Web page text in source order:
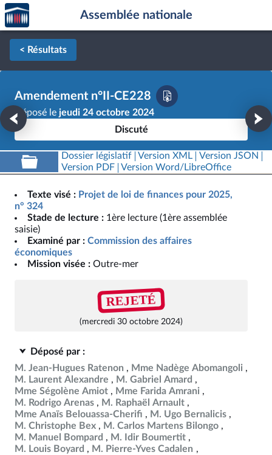
Aller au contenu
Aller en bas de la page
Accèder
à la
page
d'accueil
Assemblée nationale
< Résultats
Amendement n°II-CE228
Déposé le jeudi 24 octobre 2024
Discuté
Dossier législatif Version XML
Version JSON
Version PDF
Version Word/LibreOffice
Texte visé : Projet de loi de finances pour 2025,
n° 324
Stade de lecture : 1ère lecture (1ère assemblée
saisie)
Examiné par : Commission des affaires
économiques
Mission visée : Outre-mer
REJETÉ
(mercredi 30 octobre 2024)
Déposé par :
M. Jean-Hugues Ratenon
Mme Nadège Abomangoli
M. Laurent Alexandre
M. Gabriel Amard
Mme Ségolène Amiot
Mme Farida Amrani
M. Rodrigo Arenas
M. Raphaël Arnault
Mme Anaïs Belouassa-Cherifi
M. Ugo Bernalicis
M. Christophe Bex
M. Carlos Martens Bilongo
M. Manuel Bompard
M. Idir Boumertit
M. Louis Boyard
M. Pierre-Yves Cadalen